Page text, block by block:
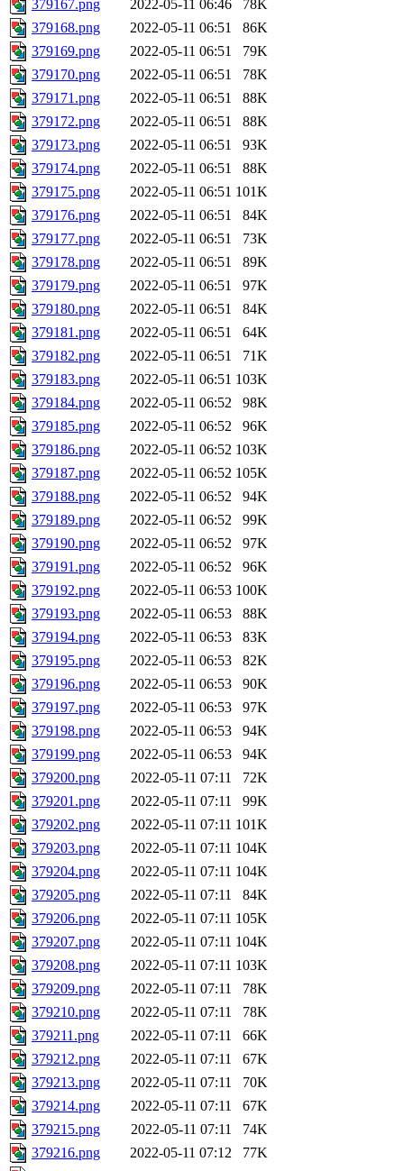
379167.png
2022-05-11 06:46
78K
379168.png
2022-05-11 06:51
86K
379169.png
2022-05-11 06:51
79K
379170.png
2022-05-11 06:51
78K
379171.png
2022-05-11 06:51
88K
379172.png
2022-05-11 06:51
88K
379173.png
2022-05-11 06:51
93K
379174.png
2022-05-11 06:51
88K
379175.png
2022-05-11 06:51 101K
379176.png
2022-05-11 06:51
84K
379177.png
2022-05-11 06:51
73K
379178.png
2022-05-11 06:51
89K
379179.png
2022-05-11 06:51
97K
379180.png
2022-05-11 06:51
84K
379181.png
2022-05-11 06:51
64K
379182.png
2022-05-11 06:51
71K
379183.png
2022-05-11 06:51 103K
379184.png
2022-05-11 06:52
98K
379185.png
2022-05-11 06:52
96K
379186.png
2022-05-11 06:52 103K
379187.png
2022-05-11 06:52 105K
379188.png
2022-05-11 06:52
94K
379189.png
2022-05-11 06:52
99K
379190.png
2022-05-11 06:52
97K
379191.png
2022-05-11 06:52
96K
379192.png
2022-05-11 06:53 100K
379193.png
2022-05-11 06:53
88K
379194.png
2022-05-11 06:53
83K
379195.png
2022-05-11 06:53
82K
379196.png
2022-05-11 06:53
90K
379197.png
2022-05-11 06:53
97K
379198.png
2022-05-11 06:53
94K
379199.png
2022-05-11 06:53
94K
379200.png
2022-05-11 07:11
72K
379201.png
2022-05-11 07:11
99K
379202.png
2022-05-11 07:11 101K
379203.png
2022-05-11 07:11 104K
379204.png
2022-05-11 07:11 104K
379205.png
2022-05-11 07:11
84K
379206.png
2022-05-11 07:11 105K
379207.png
2022-05-11 07:11 104K
379208.png
2022-05-11 07:11 103K
379209.png
2022-05-11 07:11
78K
379210.png
2022-05-11 07:11
78K
379211.png
2022-05-11 07:11
66K
379212.png
2022-05-11 07:11
67K
379213.png
2022-05-11 07:11
70K
379214.png
2022-05-11 07:11
67K
379215.png
2022-05-11 07:11
74K
379216.png
2022-05-11 07:12
77K